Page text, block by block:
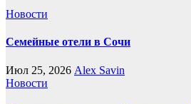
Новости
Семейные отели в Сочи
Июл 25, 2026 Alex Savin
Новости